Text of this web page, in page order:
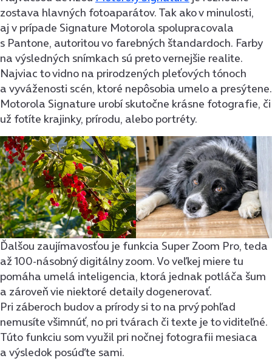
zostava hlavných fotoaparátov. Tak ako v minulosti,
aj v prípade Signature Motorola spolupracovala
s Pantone, autoritou vo farebných štandardoch. Farby
na výsledných snímkach sú preto vernejšie realite.
Najviac to vidno na prirodzených pleťových tónoch
a vyváženosti scén, ktoré nepôsobia umelo a presýtene.
Motorola Signature urobí skutočne krásne fotografie, či
už fotíte krajinky, prírodu, alebo portréty.
Ďalšou zaujímavosťou je funkcia Super Zoom Pro, teda
až 100-násobný digitálny zoom. Vo veľkej miere tu
pomáha umelá inteligencia, ktorá jednak potláča šum
a zároveň vie niektoré detaily dogenerovať.
Pri záberoch budov a prírody si to na prvý pohľad
nemusíte všimnúť, no pri tvárach či texte je to viditeľné.
Túto funkciu som využil pri nočnej fotografii mesiaca
a výsledok posúďte sami.